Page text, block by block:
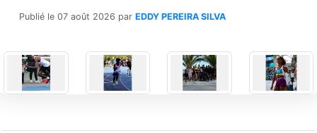
Publié le 07 août 2026 par EDDY PEREIRA SILVA